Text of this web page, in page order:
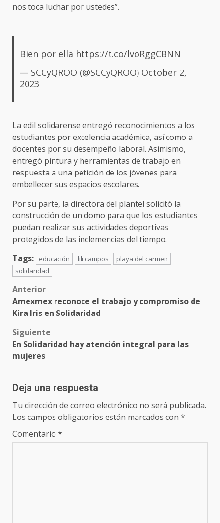
nos toca luchar por ustedes”.
Bien por ella https://t.co/lvoRggCBNN
— SCCyQROO (@SCCyQROO) October 2,
2023
La edil solidarense entregó reconocimientos a los
estudiantes por excelencia académica, así como a
docentes por su desempeño laboral. Asimismo,
entregó pintura y herramientas de trabajo en
respuesta a una petición de los jóvenes para
embellecer sus espacios escolares.
Por su parte, la directora del plantel solicitó la
construcción de un domo para que los estudiantes
puedan realizar sus actividades deportivas
protegidos de las inclemencias del tiempo.
Tags:
educación lili campos
playa del carmen
solidaridad
Post
navigation
Anterior
Amexmex reconoce el trabajo y compromiso de
Kira Iris en Solidaridad
Siguiente
En Solidaridad hay atención integral para las
mujeres
Deja una respuesta
Tu dirección de correo electrónico no será publicada.
Los campos obligatorios están marcados con *
Comentario *